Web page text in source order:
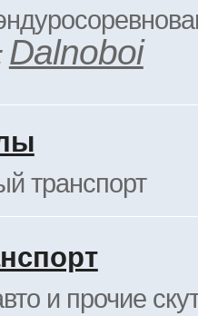
Dalnoboi
транспорт
и прочие